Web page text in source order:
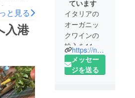
オのワ
まし
届けし
なさ
る予定
お楽し
到着ま
と見る
入港
ています
イタリアの
オーガニッ
クワインの
輸入を11年
間行ってお
り、現在6つ
https://narz.jp/
メッセー
ジを送る